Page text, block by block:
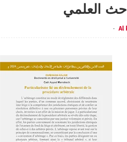
العلمي